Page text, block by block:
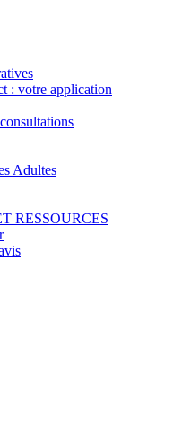
: votre application
Adultes
RESSOURCES